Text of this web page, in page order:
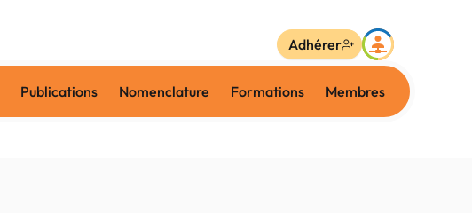
Publications Nomenclature Formations Membres
Adhérer